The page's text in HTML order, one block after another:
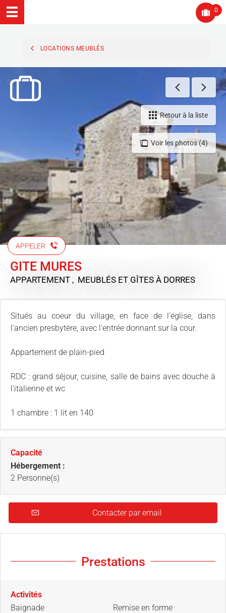
0
LOCATIONS MEUBLÉS
Voir les photos (4)
Retour à la liste
APPELER
GITE MURES
APPARTEMENT , MEUBLÉS ET GÎTES À DORRES
Situés au coeur du village, en face de l'église, dans
l'ancien presbytère, avec l'entrée donnant sur la cour.
Appartement de plain-pied
RDC : grand séjour, cuisine, salle de bains avec douche à
l'italienne et wc
1 chambre : 1 lit en 140
Capacité
Hébergement :
2 Personne(s)
Contacter par email
Prestations
Activités
Baignade
Remise en forme